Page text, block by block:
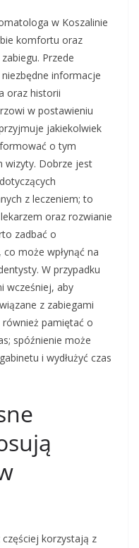
w Koszalinie
komfortu oraz
Przede
informacje
oraz historii
w postawieniu
jakiekolwiek
o tym
wizyty. Dobrze jest
z leczeniem; to
oraz rozwianie
zadbać o
może wpłynąć na
W przypadku
wcześniej, aby
z zabiegami
pamiętać o
spóźnienie może
i wydłużyć czas
korzystają z